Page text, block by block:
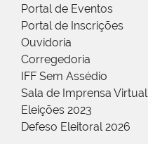
Portal de Eventos
Portal de Inscrições
Ouvidoria
Corregedoria
IFF Sem Assédio
Sala de Imprensa Virtual
Eleições 2023
Defeso Eleitoral 2026